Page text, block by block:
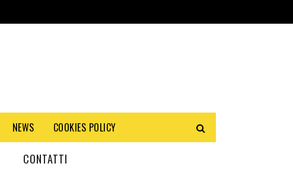
NEWS COOKIES POLICY
CONTATTI